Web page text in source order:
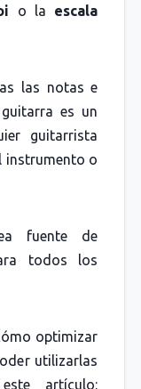
o la escala
las notas e
es un
guitarrista
instrumento o
fuente de
todos los
optimizar
utilizarlas
artículo: